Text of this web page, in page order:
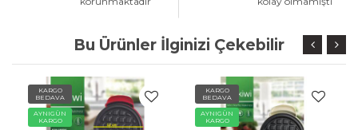
Bu Ürünler İlginizi Çekebilir
KARGO
BEDAVA
AYNIGÜN
KARGO
KARGO
BEDAVA
AYNIGÜN
KARGO